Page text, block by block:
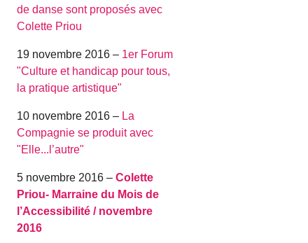
de danse sont proposés avec
Colette Priou
19 novembre 2016 – 1er Forum
"Culture et handicap pour tous,
la pratique artistique"
10 novembre 2016 – La
Compagnie se produit avec
"Elle...l’autre"
5 novembre 2016 –Colette
Priou- Marraine du Mois de
l’Accessibilité / novembre
2016